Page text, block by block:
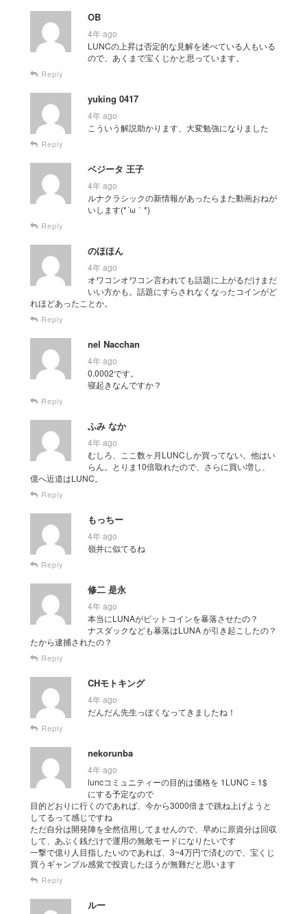
OB
4年 ago
LUNCの上昇は否定的な見解を述べている人もいる
ので、あくまで宝くじかと思っています。
Reply
yuking 0417
4年 ago
こういう解説助かります、大変勉強になりました
Reply
ベジータ 王子
4年 ago
ルナクラシックの新情報があったらまた動画おねが
いします(*´ω｀*)
Reply
のほほん
4年 ago
オワコンオワコン言われても話題に上がるだけまだ
いい方かも。話題にすらされなくなったコインがど
れほどあったことか。
Reply
nel Nacchan
4年 ago
0.0002です。
寝起きなんですか？
Reply
ふみ なか
4年 ago
むしろ、ここ数ヶ月LUNCしか買ってない。他はい
らん。とりま10倍取れたので、さらに買い増し、
億へ近道はLUNC。
Reply
もっちー
4年 ago
嶺井に似てるね
Reply
修二 是永
4年 ago
本当にLUNAがビットコインを暴落させたの？
ナスダックなども暴落はLUNA が引き起こしたの？
たから逮捕されたの？
Reply
CHモトキング
4年 ago
だんだん先生っぽくなってきましたね！
Reply
nekorunba
4年 ago
luncコミュニティーの目的は価格を 1LUNC = 1$
にする予定なので
目的どおりに行くのであれば、今から3000倍まで跳ね上げようと
してるって感じですね
ただ自分は開発陣を全然信用してませんので、早めに原資分は回収
して、あぶく銭だけで運用の無敵モードになりたいです
一撃で億り人目指したいのであれば、3~4万円で済むので、宝くじ
買うギャンブル感覚で投資したほうが無難だと思います
Reply
ルー